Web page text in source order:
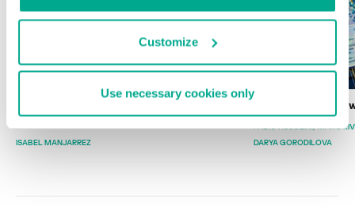
Customize
Use necessary cookies only
Wardriving en México: preparativos para
la Copa Mundial de Fútbol 2026
ISABEL MANJARREZ
Estado del
MARC
DARYA GORODILOVA